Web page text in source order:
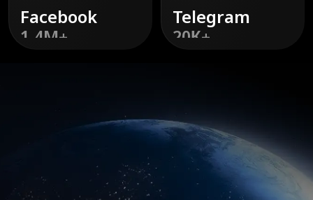
Facebook
1.4M+
Telegram
20К+